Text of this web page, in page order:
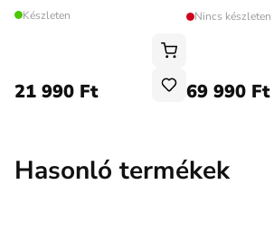
Készleten
21 990 Ft
Nincs készleten
69 990 Ft
Hasonló termékek